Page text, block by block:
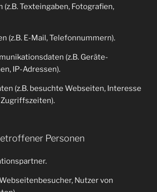
(z.B. Texteingaben, Fotografien,
(z.B. E-Mail, Telefonnummern).
(z.B. Geräte-
IP-Adressen).
(z.B. besuchte Webseiten, Interesse
Personen
Nutzer von